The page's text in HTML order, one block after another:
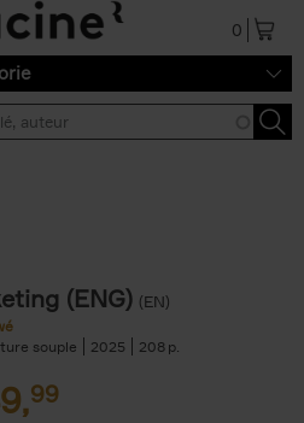
0
(ENG) (EN)
souple
2025 208
99